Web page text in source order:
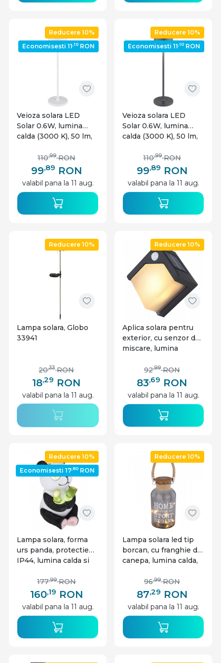
Reducere 10%
Economisesti 11,10 RON
Veioza solara LED
Solar 0.6W, lumina
calda (3000 K), 50 lm,
Lighting
99,89 RON
110,99 RON
valabil pana la 11 aug.
Reducere 10%
Economisesti 11,10 RON
Veioza solara LED
Solar 0.6W, lumina
calda (3000 K), 50 lm,
Lighting
99,89 RON
110,99 RON
valabil pana la 11 aug.
Reducere 10%
Lampa solara, Globo
33941
18,29 RON
20,33 RON
valabil pana la 11 aug.
Reducere 10%
Aplica solara pentru
exterior, cu senzor de
miscare, lumina
protectie IP44, Globo
Lighting
83,69 RON
92,99 RON
valabil pana la 11 aug.
Reducere 10%
Economisesti 17,80 RON
Lampa solara, forma
urs panda, protectie
IP44, lumina calda si
160,19 RON
177,99 RON
valabil pana la 11 aug.
Reducere 10%
Lampa solara led tip
borcan, cu franghie de
canepa, lumina calda,
87,29 RON
96,99 RON
valabil pana la 11 aug.